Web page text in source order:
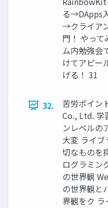
る→DApps
→クライア
⾨！ やって
ム内勉強会
けてアピー
げる！ 31
32.
苦労ポイ
Co., Ltd. 学
ンレベルの
⼤変 ライ
切なものを
ログラミン
の世界観
の世界観と
界観をク